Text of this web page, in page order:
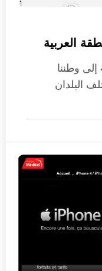
وأخيراً وصل رسمياً الآي فون 4S إلى وطننا
البلدان